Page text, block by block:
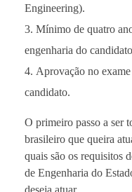
Engineering).
Mínimo de quatro
engenharia do
Aprovação no
candidato.
O primeiro passo a ser
brasileiro que queira
quais são os requisitos
de Engenharia do